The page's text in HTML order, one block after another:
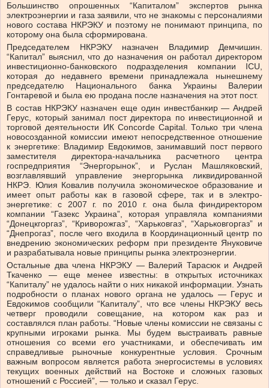
Большинство опрошенных “Капиталом” экспертов рынка
электроэнергии и газа заявили, что не знакомы с персоналиями
нового состава НКРЭКУ и поэтому не понимают принципа, по
которому она была сформирована.
Председателем НКРЭКУ назначен Вла­ди­мир Демчишин.
“Капитал” выяснил, что до назначения он работал директором
инвестиционно-банковского подразделения компании ICU,
которая до недавнего времени принадлежала нынешнему
председателю Национального банка Украины Валерии
Гонтаревой и была ею продана после назначения на этот пост.
В состав НКРЭКУ назначен еще один инвестбанкир — Андрей
Герус, который занимал пост директора по инвестиционной и
торговой деятельности ИК Concorde Capital. Только три члена
новосозданной комиссии имеют непосредственное отношение
к энергетике: Владимир Евдокимов, занимавший пост первого
заместителя директора-начальника расчетного центра
госпредприятия “Энергорынок”, и Рус­лан Машляковский,
возглавлявший управление энергорынка ликвидированной
НКРЭ. Юлия Ковалив получила экономическое образование и
имеет опыт работы как в газовой сфере, так и в электро­
энергетике: с 2007 г. по 2010 г. она была финдиректором
компании “Газекс Украина”, которая управляла компаниями
“Донецкгоргаз”, “Криворожгаз”, “Харьков­газ”, “Харьковгоргаз” и
“Днепрогаз”, после чего входила в Координационный центр по
внедрению экономических реформ при президенте Януковиче
и разрабатывала новые принципы рынка электроэнергии.
Остальные два члена НКРЭКУ — Ва­ле­рий Тарасюк и Андрей
Ткаченко — еще менее известны: в открытых источниках
“Капиталу” не удалось найти о них никакой информации. Узнать
подробности о планах нового органа не удалось — Герус и
Евдокимов сообщили “Капиталу”, что все члены НКРЭКУ весь
четверг проводили совещание, на котором как раз и
составлялся план работы. “Новые члены комиссии не связаны с
крупными игроками рынка. Мы будем выстраивать равные
отношения со всеми его участниками, и обеспечивать им
справедливые рыночные конкурентные условия. Срочным
важным вопросом является работа энергосистемы в условиях
текущих военных действий на Востоке и сложных газовых
отношений с Россией”, — только и сказал Герус.